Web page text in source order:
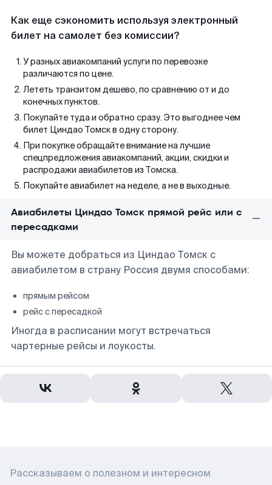
Как еще сэкономить используя электронный
билет на самолет без комиссии?
У разных авиакомпаний услуги по перевозке
различаются по цене.
Лететь транзитом дешево, по сравнению от и до
конечных пунктов.
Покупайте туда и обратно сразу. Это выгоднее чем
билет Циндао Томск в одну сторону.
При покупке обращайте внимание на лучшие
спецпредложения авиакомпаний, акции, скидки и
распродажи авиабилетов из Томска.
Покупайте авиабилет на неделе, а не в выходные.
Авиабилеты Циндао Томск прямой рейс или с
пересадками
Вы можете добраться из Циндао Томск с
авиабилетом в страну Россия двумя способами:
прямым рейсом
рейс с пересадкой
Иногда в расписании могут встречаться
чартерные рейсы и лоукосты.
Рассказываем о полезном и интересном